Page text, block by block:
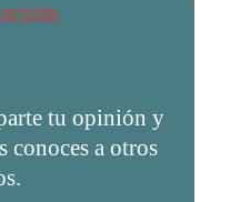
tu opinión y
conoces a otros